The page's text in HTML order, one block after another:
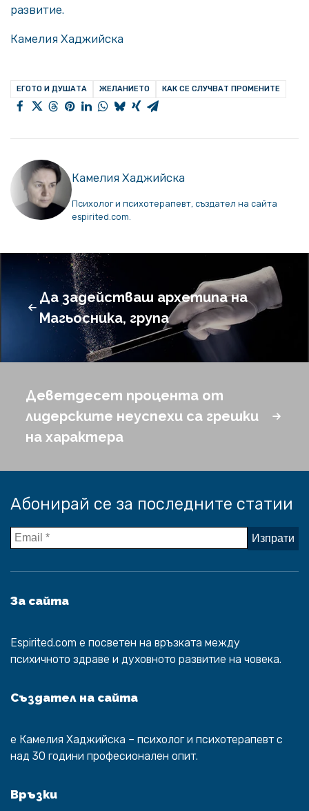
развитие.
Камелия Хаджийска
ЕГОТО И ДУШАТА ЖЕЛАНИЕТО КАК СЕ СЛУЧВАТ ПРОМЕНИТЕ
Камелия Хаджийска
Психолог и психотерапевт, създател на сайта
espirited.com.
Да задействаш архетипа на
Магьосника, група
Деветдесет процента от
лидерските неуспехи са грешки
на характера
Абонирай се за последните статии
За сайта
Espirited.com e посветен на връзката между
психичното здраве и духовното развитие на човека.
Създател на сайта
е Камелия Хаджийска – психолог и психотерапевт с
над 30 години професионален опит.
Връзки